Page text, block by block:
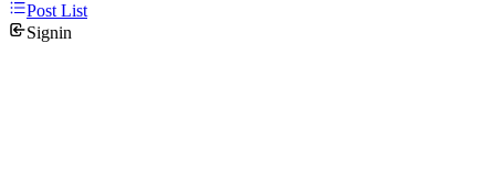
Post List
Signin